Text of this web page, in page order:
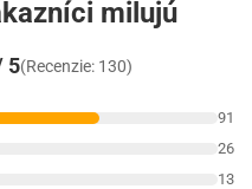
milujú
5(Recenzie: 130)
91
26
13